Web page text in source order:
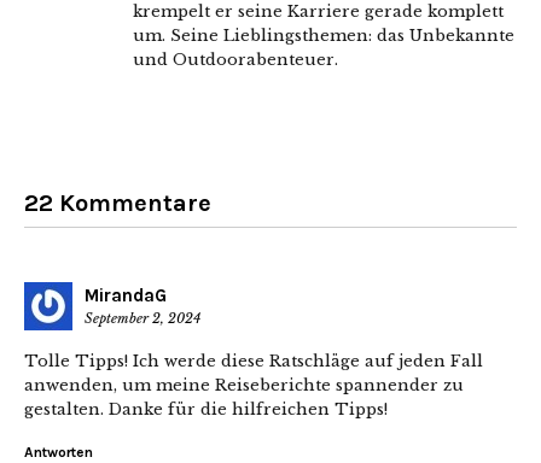
krempelt er seine Karriere gerade komplett
um. Seine Lieblingsthemen: das Unbekannte
und Outdoorabenteuer.
22 Kommentare
MirandaG
September 2, 2024
Tolle Tipps! Ich werde diese Ratschläge auf jeden Fall
anwenden, um meine Reiseberichte spannender zu
gestalten. Danke für die hilfreichen Tipps!
Antworten